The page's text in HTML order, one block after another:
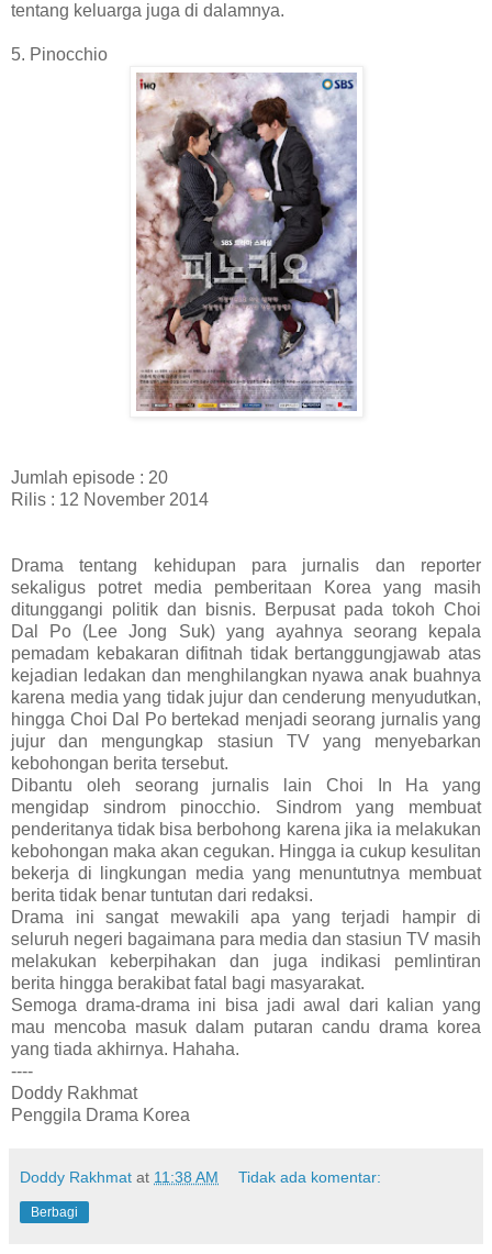
tentang keluarga juga di dalamnya.
5. Pinocchio
Jumlah episode : 20
Rilis : 12 November 2014
Drama tentang kehidupan para jurnalis dan reporter
sekaligus potret media pemberitaan Korea yang masih
ditunggangi politik dan bisnis. Berpusat pada tokoh Choi
Dal Po (Lee Jong Suk) yang ayahnya seorang kepala
pemadam kebakaran difitnah tidak bertanggungjawab atas
kejadian ledakan dan menghilangkan nyawa anak buahnya
karena media yang tidak jujur dan cenderung menyudutkan,
hingga Choi Dal Po bertekad menjadi seorang jurnalis yang
jujur dan mengungkap stasiun TV yang menyebarkan
kebohongan berita tersebut.
Dibantu oleh seorang jurnalis lain Choi In Ha yang
mengidap sindrom pinocchio. Sindrom yang membuat
penderitanya tidak bisa berbohong karena jika ia melakukan
kebohongan maka akan cegukan. Hingga ia cukup kesulitan
bekerja di lingkungan media yang menuntutnya membuat
berita tidak benar tuntutan dari redaksi.
Drama ini sangat mewakili apa yang terjadi hampir di
seluruh negeri bagaimana para media dan stasiun TV masih
melakukan keberpihakan dan juga indikasi pemlintiran
berita hingga berakibat fatal bagi masyarakat.
Semoga drama-drama ini bisa jadi awal dari kalian yang
mau mencoba masuk dalam putaran candu drama korea
yang tiada akhirnya. Hahaha.
----
Doddy Rakhmat
Penggila Drama Korea
Doddy Rakhmat at 11:38 AM Tidak ada komentar:
Berbagi